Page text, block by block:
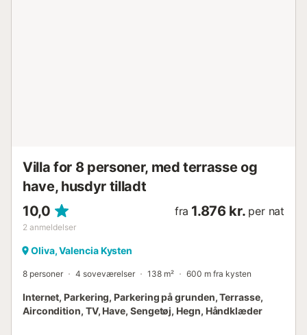
Villa for 8 personer, med terrasse og
have, husdyr tilladt
10,0
2 anmeldelser
fra 1.876 kr. per nat
Oliva, Valencia Kysten
8 personer 4 soveværelser 138 m² 600 m fra kysten
Internet, Parkering, Parkering på grunden, Terrasse,
Aircondition, TV, Have, Sengetøj, Hegn, Håndklæder